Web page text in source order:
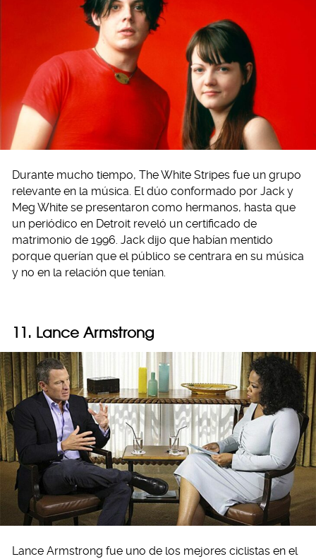
Durante mucho tiempo, The White Stripes fue un grupo
relevante en la música. El dúo conformado por Jack y
Meg White se presentaron como hermanos, hasta que
un periódico en Detroit reveló un certificado de
matrimonio de 1996. Jack dijo que habían mentido
porque querían que el público se centrara en su música
y no en la relación que tenían.
11. Lance Armstrong
Lance Armstrong fue uno de los mejores ciclistas en el